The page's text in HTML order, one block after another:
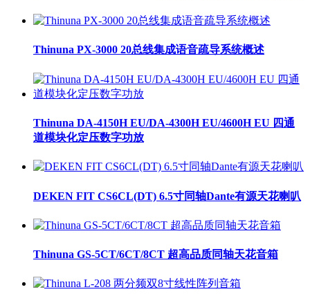
Thinuna PX-3000 20总线集成语音疏导系统概述
Thinuna DA-4150H EU/DA-4300H EU/4600H EU 四通
道模块化定压数字功放
DEKEN FIT CS6CL(DT) 6.5寸同轴Dante有源天花喇叭
Thinuna GS-5CT/6CT/8CT 超高品质同轴天花音箱